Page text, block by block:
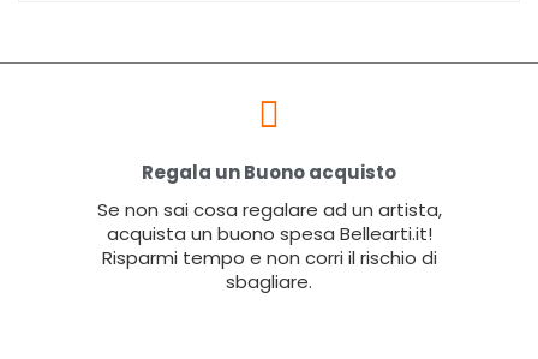
Regala un Buono acquisto
Se non sai cosa regalare ad un artista,
acquista un buono spesa Bellearti.it!
Risparmi tempo e non corri il rischio di
sbagliare.